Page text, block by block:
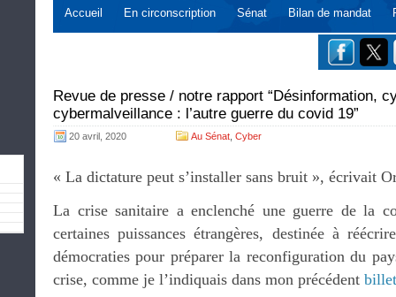
Accueil En circonscription Sénat Bilan de mandat
Revue de presse / notre rapport “Désinformation,
cybermalveillance : l’autre guerre du covid 19”
20 avril, 2020 Au Sénat Cyber
« La dictature peut s’installer sans bruit », écrivait
La crise sanitaire a enclenché une guerre de la
certaines puissances étrangères, destinée à
démocraties pour préparer la reconfiguration du
crise, comme je l’indiquais dans mon précédent billet